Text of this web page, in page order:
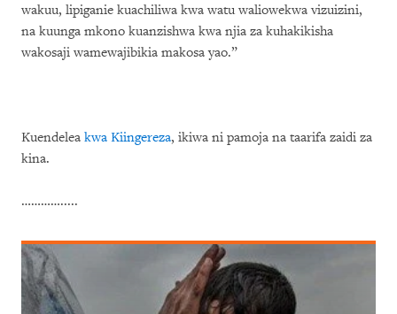
wakuu, lipiganie kuachiliwa kwa watu waliowekwa vizuizini,
na kuunga mkono kuanzishwa kwa njia za kuhakikisha
wakosaji wamewajibikia makosa yao.”
Kuendelea kwa Kiingereza, ikiwa ni pamoja na taarifa zaidi za
kina.
………….....